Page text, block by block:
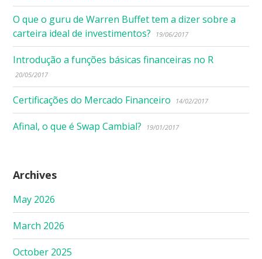
O que o guru de Warren Buffet tem a dizer sobre a
carteira ideal de investimentos?
19/06/2017
Introdução a funções básicas financeiras no R
20/05/2017
Certificações do Mercado Financeiro 14/02/2017
Afinal, o que é Swap Cambial? 19/01/2017
Archives
May 2026
March 2026
October 2025